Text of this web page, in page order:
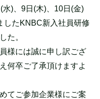
)、9日(木)、10日(金)
したKNBC新入社員研修
た。
様には誠に申し訳ござ
何卒ご了承頂けますよ
てご参加企業様にご案